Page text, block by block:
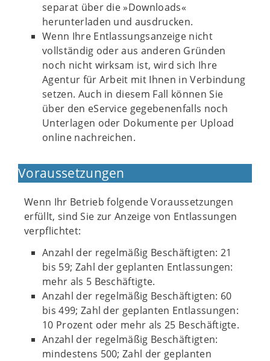
separat über die »Downloads«
herunterladen und ausdrucken.
Wenn Ihre Entlassungsanzeige nicht
vollständig oder aus anderen Gründen
noch nicht wirksam ist, wird sich Ihre
Agentur für Arbeit mit Ihnen in Verbindung
setzen. Auch in diesem Fall können Sie
über den eService gegebenenfalls noch
Unterlagen oder Dokumente per Upload
online nachreichen.
Voraussetzungen
Wenn Ihr Betrieb folgende Voraussetzungen
erfüllt, sind Sie zur Anzeige von Entlassungen
verpflichtet:
Anzahl der regelmäßig Beschäftigten: 21
bis 59; Zahl der geplanten Entlassungen:
mehr als 5 Beschäftigte.
Anzahl der regelmäßig Beschäftigten: 60
bis 499; Zahl der geplanten Entlassungen:
10 Prozent oder mehr als 25 Beschäftigte.
Anzahl der regelmäßig Beschäftigten:
mindestens 500; Zahl der geplanten